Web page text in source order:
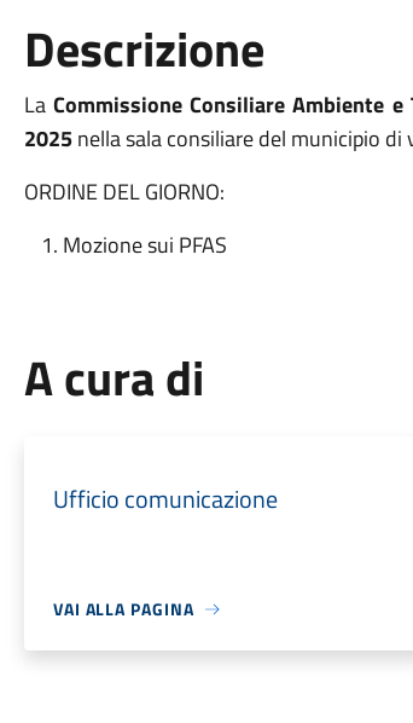
Descrizione
LaCommissione Consiliare Ambiente
2025nella sala consiliare del municipio di
ORDINE DEL GIORNO:
Mozione sui PFAS
A cura di
Ufficio comunicazione
VAI ALLA PAGINA